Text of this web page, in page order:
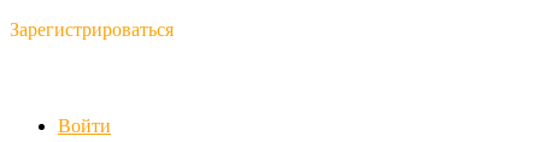
Зарегистрироваться
Войти